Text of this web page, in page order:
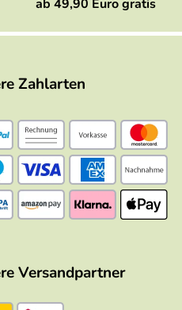
ab 49,90 Euro gratis
Zahlarten
Versandpartner